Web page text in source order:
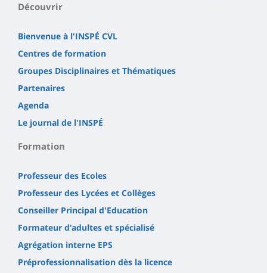
Découvrir
Bienvenue à l'INSPÉ CVL
Centres de formation
Groupes Disciplinaires et Thématiques
Partenaires
Agenda
Le journal de l'INSPÉ
Formation
Professeur des Ecoles
Professeur des Lycées et Collèges
Conseiller Principal d'Education
Formateur d'adultes et spécialisé
Agrégation interne EPS
Préprofessionnalisation dès la licence